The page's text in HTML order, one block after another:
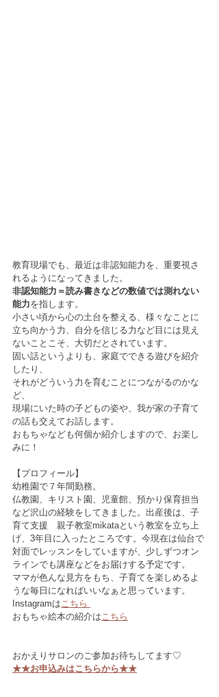
教育現場でも、最近は非認知能力を、重要視さ
れるようになってきました。
非認知能力＝読み書きなどの数値では測れない
能力を指します。
小さい頃から心の土台を整える、様々なことに
立ち向かう力、自分を信じる力など目には見え
ないことこそ、大切だとされています。
固い話というよりも、家庭でできる遊びを紹介
したり、
それがどういう力を育むことにつながるのかな
ど、
現場にいた時の子どもの姿や、我が家の子育て
の話も交えてお話します。
おもちゃなども何個か紹介しますので、お楽し
みに！
【プロフィール】
幼稚園で７年間勤務。
仏教園、キリスト園、児童館、預かり保育担当
など沢山の経験をしてきました。出産後は、子
育て支援　親子教室mikataという教室を立ち上
げ、3年目に入ったところです。今現在は仙台で
対面でレッスンをしていますが、少しずつオン
ラインでも講座などをお届けする予定です。
ママが色んな見方をもち、子育てを楽しめるよ
うな毎日になればいいなぁと思っています。
Instagramは こちら
おもちゃ絵本の紹介は こちら
おかえりサロンのご参加お待ちしてます♡
★★お申込みはこちらから★★